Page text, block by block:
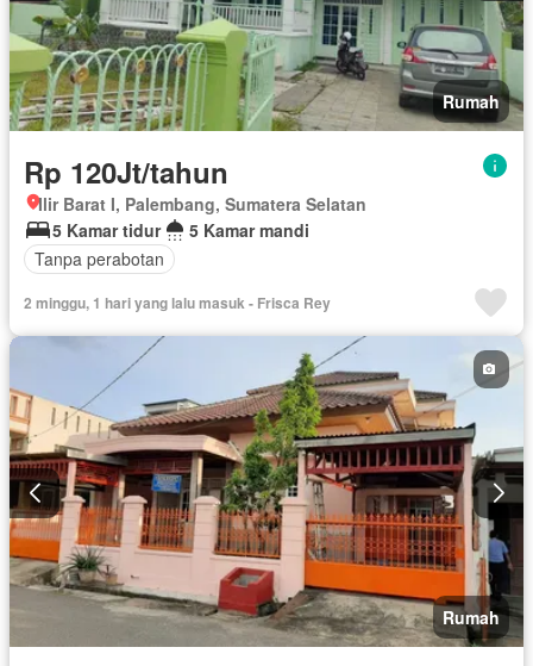
Rumah
Rp 120Jt/tahun
Ilir Barat I, Palembang, Sumatera Selatan
5 Kamar tidur
5 Kamar mandi
Tanpa perabotan
2 minggu, 1 hari yang lalu masuk - Frisca Rey
Rumah